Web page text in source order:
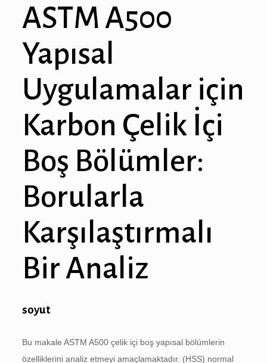
ASTM A500
Yapısal
Uygulamalar için
Karbon Çelik İçi
Boş Bölümler:
Borularla
Karşılaştırmalı
Bir Analiz
soyut
Bu makale ASTM A500 çelik içi boş yapısal bölümlerin
özelliklerini analiz etmeyi amaçlamaktadır. (HSS) normal